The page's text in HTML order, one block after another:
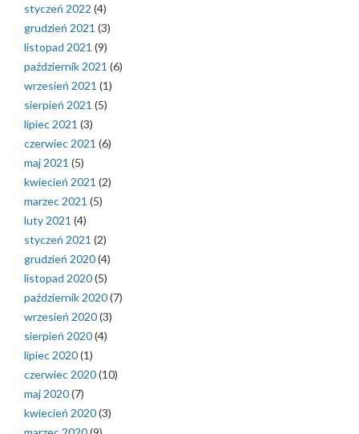
styczeń 2022 (4)
grudzień 2021 (3)
listopad 2021 (9)
październik 2021 (6)
wrzesień 2021 (1)
sierpień 2021 (5)
lipiec 2021 (3)
czerwiec 2021 (6)
maj 2021 (5)
kwiecień 2021 (2)
marzec 2021 (5)
luty 2021 (4)
styczeń 2021 (2)
grudzień 2020(4)
listopad 2020(5)
październik 2020(7)
wrzesień 2020(3)
sierpień 2020(4)
lipiec 2020(1)
czerwiec 2020(10)
maj 2020(7)
kwiecień 2020(3)